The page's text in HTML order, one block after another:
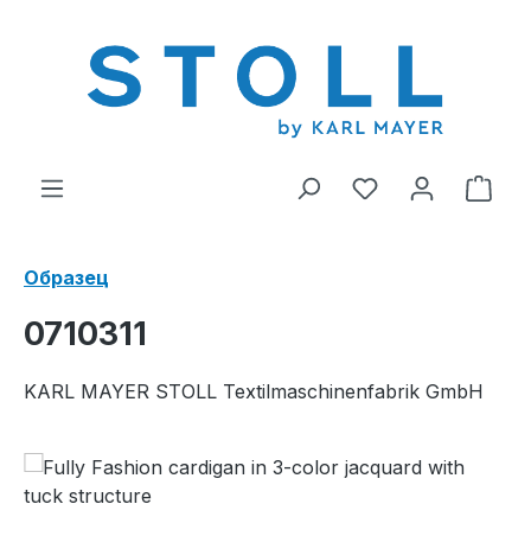
У вас есть В
Образец
0710311
KARL MAYER STOLL Textilmaschinenfabrik GmbH
Пропустить галерею изображений